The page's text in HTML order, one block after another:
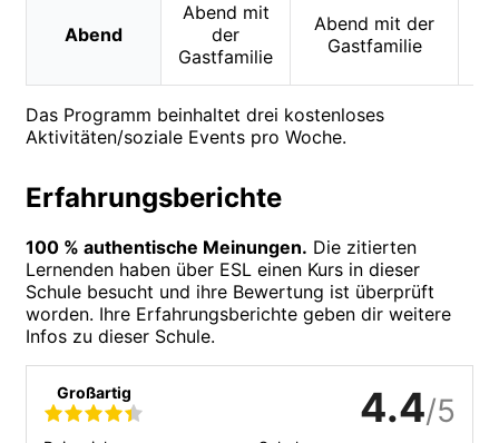
Abend
Abend mit
der
Gastfamilie
Abend mit der
Gastfamilie
Das Programm beinhaltet drei kostenloses
Aktivitäten/soziale Events pro Woche.
Erfahrungsberichte
100 % authentische Meinungen. Die zitierten
Lernenden haben über ESL einen Kurs in dieser
Schule besucht und ihre Bewertung ist überprüft
worden. Ihre Erfahrungsberichte geben dir weitere
Infos zu dieser Schule.
Großartig 4.4/5